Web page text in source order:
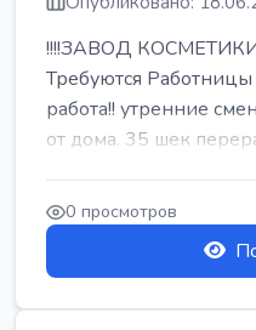
!!!!ЗАВОД
Требуются Работницы
работа!! утренние
от дома. 35 шек
0 просмотров